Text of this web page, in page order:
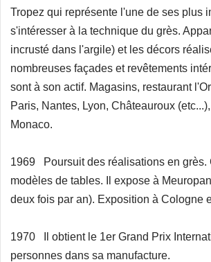
Tropez qui représente l'une de ses plus
s'intéresser à la technique du grès.
incrusté dans l'argile) et les décors
nombreuses façades et revêtements
sont à son actif. Magasins, restaurant
Paris, Nantes, Lyon, Châteauroux
Monaco.
1969 Poursuit des réalisations en grès.
modèles de tables. Il expose à
deux fois par an). Exposition à Cologne
1970 Il obtient le 1er Grand Prix
personnes dans sa manufacture.